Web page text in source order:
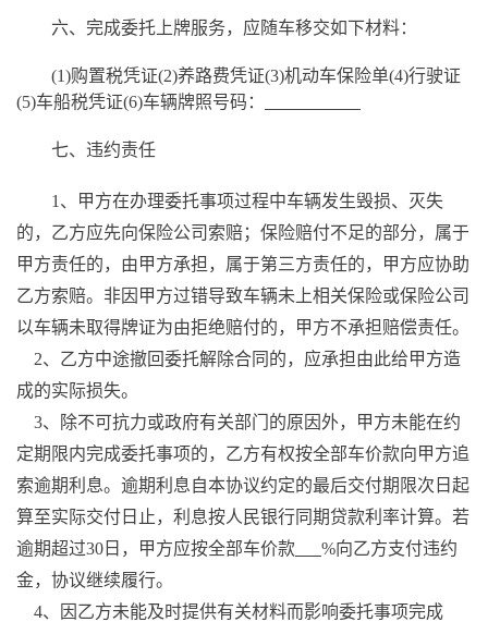
六、完成委托上牌服务，应随车移交如下材料：
(1)购置税凭证(2)养路费凭证(3)机动车保险单(4)行驶证
(5)车船税凭证(6)车辆牌照号码：
七、违约责任
1、甲方在办理委托事项过程中车辆发生毁损、灭失
的，乙方应先向保险公司索赔；保险赔付不足的部分，属于
甲方责任的，由甲方承担，属于第三方责任的，甲方应协助
乙方索赔。非因甲方过错导致车辆未上相关保险或保险公司
以车辆未取得牌证为由拒绝赔付的，甲方不承担赔偿责任。
2、乙方中途撤回委托解除合同的，应承担由此给甲方造
成的实际损失。
3、除不可抗力或政府有关部门的原因外，甲方未能在约
定期限内完成委托事项的，乙方有权按全部车价款向甲方追
索逾期利息。逾期利息自本协议约定的最后交付期限次日起
算至实际交付日止，利息按人民银行同期贷款利率计算。若
逾期超过30日，甲方应按全部车价款
%向乙方支付违约
金，协议继续履行。
4、因乙方未能及时提供有关材料而影响委托事项完成